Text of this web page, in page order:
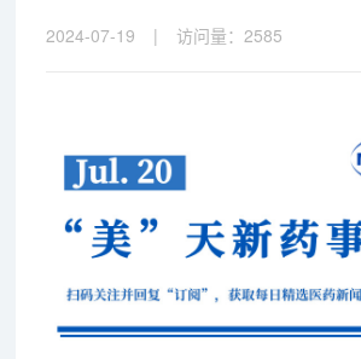
2024-07-19 | 访问量： 2585